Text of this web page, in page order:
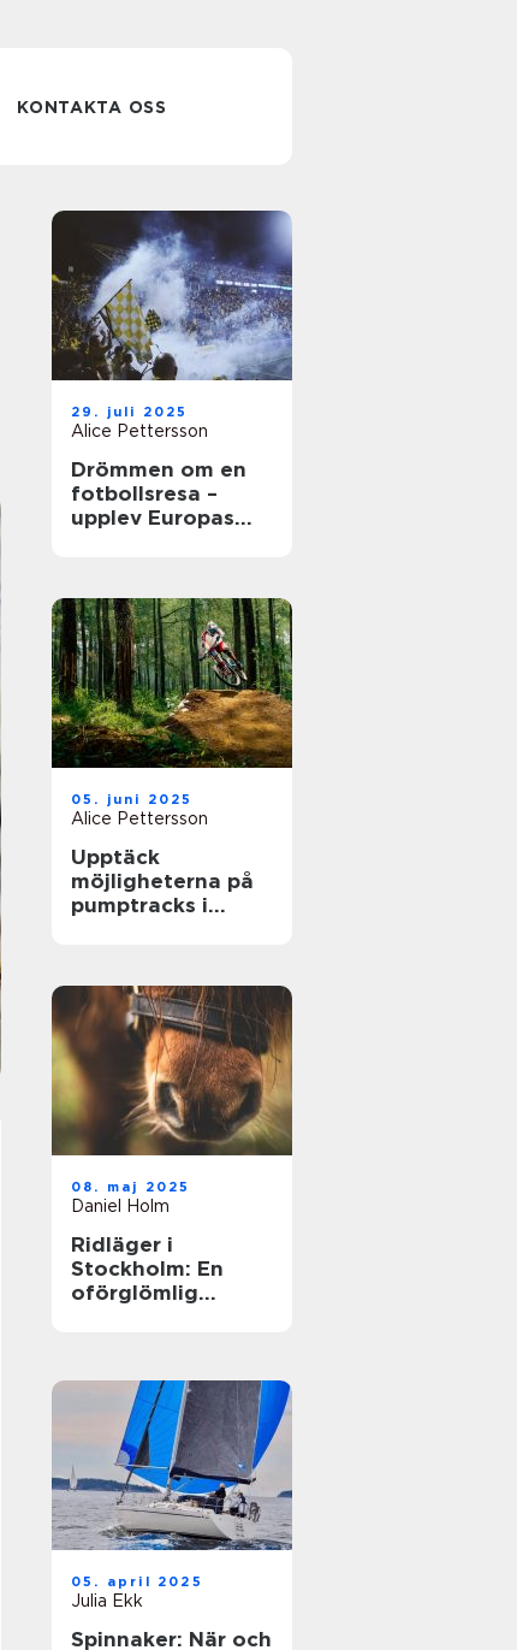
KONTAKTA OSS
29. juli 2025
Alice Pettersson
Drömmen om en
fotbollsresa –
upplev Europas
05. juni 2025
Alice Pettersson
Upptäck
möjligheterna på
pumptracks i
08. maj 2025
Daniel Holm
Ridläger i
Stockholm: En
oförglömlig
05. april 2025
Julia Ekk
Spinnaker: När och